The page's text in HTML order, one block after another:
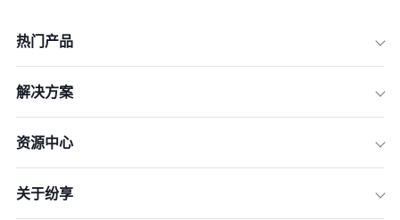
热门产品
解决方案
资源中心
关于纷享